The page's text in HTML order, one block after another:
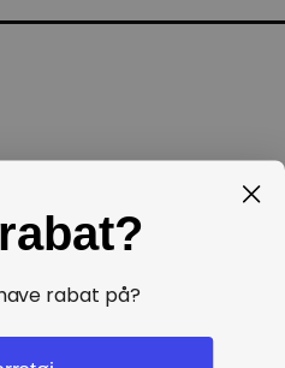
rabat på?